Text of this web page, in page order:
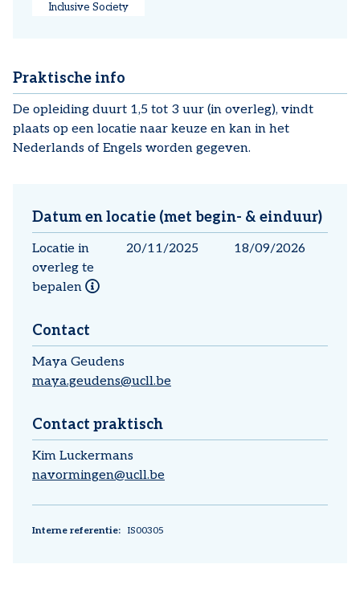
Inclusive Society
Praktische info
De opleiding duurt 1,5 tot 3 uur (in overleg), vindt
plaats op een locatie naar keuze en kan in het
Nederlands of Engels worden gegeven.
Datum en locatie (met begin- & einduur)
20/11/2025 18/09/2026
Locatie in
overleg te
bepalen
te
bepalen
Contact
Maya Geudens
maya.geudens@ucll.be
Contact praktisch
Kim Luckermans
navormingen@ucll.be
Interne referentie IS00305